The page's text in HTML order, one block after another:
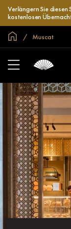
Verlängern Sie diesen
kostenlosen
In der Welt zu
Muscat